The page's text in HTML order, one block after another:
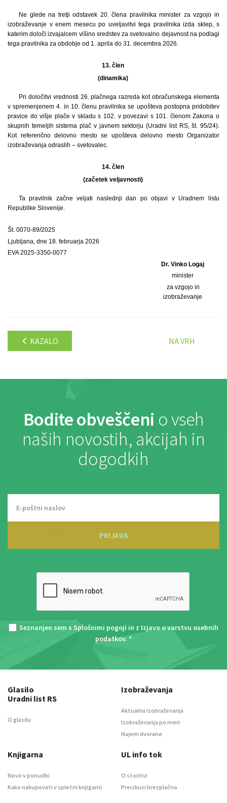
Ne glede na tretji odstavek 20. člena pravilnika minister za vzgojo in
izobraževanje v enem mesecu po uveljavitvi tega pravilnika izda sklep, s
katerim določi izvajalcem višino sredstev za svetovalno dejavnost na podlagi
tega pravilnika za obdobje od 1. aprila do 31. decembra 2026.
13. člen
(dinamika)
Pri določitvi vrednosti 26. plačnega razreda kot obračunskega elementa
v spremenjenem 4. in 10. členu pravilnika se upošteva postopna pridobitev
pravice do višje plače v skladu s 102. v povezavi s 101. členom Zakona o
skupnih temeljih sistema plač v javnem sektorju (Uradni list RS, št. 95/24).
Kot referenčno delovno mesto se upošteva delovno mesto Organizator
izobraževanja odraslih – svetovalec.
14. člen
(začetek veljavnosti)
Ta pravilnik začne veljati naslednji dan po objavi v Uradnem listu
Republike Slovenije.
Št. 0070-89/2025
Ljubljana, dne 18. februarja 2026
EVA 2025-3350-0077
Dr. Vinko Logaj
minister
za vzgojo in
izobraževanje
KAZALO NA VRH
Bodite obveščeni o vseh
naših novostih, akcijah in
dogodkih
PRIJAVA
Seznanjen sem s Splošnimi pogoji in z Izjavo o varstvu osebnih
podatkov. *
Glasilo
Uradni list RS
O glasilu
Izobraževanja
Aktualna izobraževanja
Izobraževanja po meri
Najem dvorane
Knjigarna
Novo v ponudbi
Kako nakupovati v spletni knjigarni
UL info tok
O storitvi
Preizkusi brezplačno